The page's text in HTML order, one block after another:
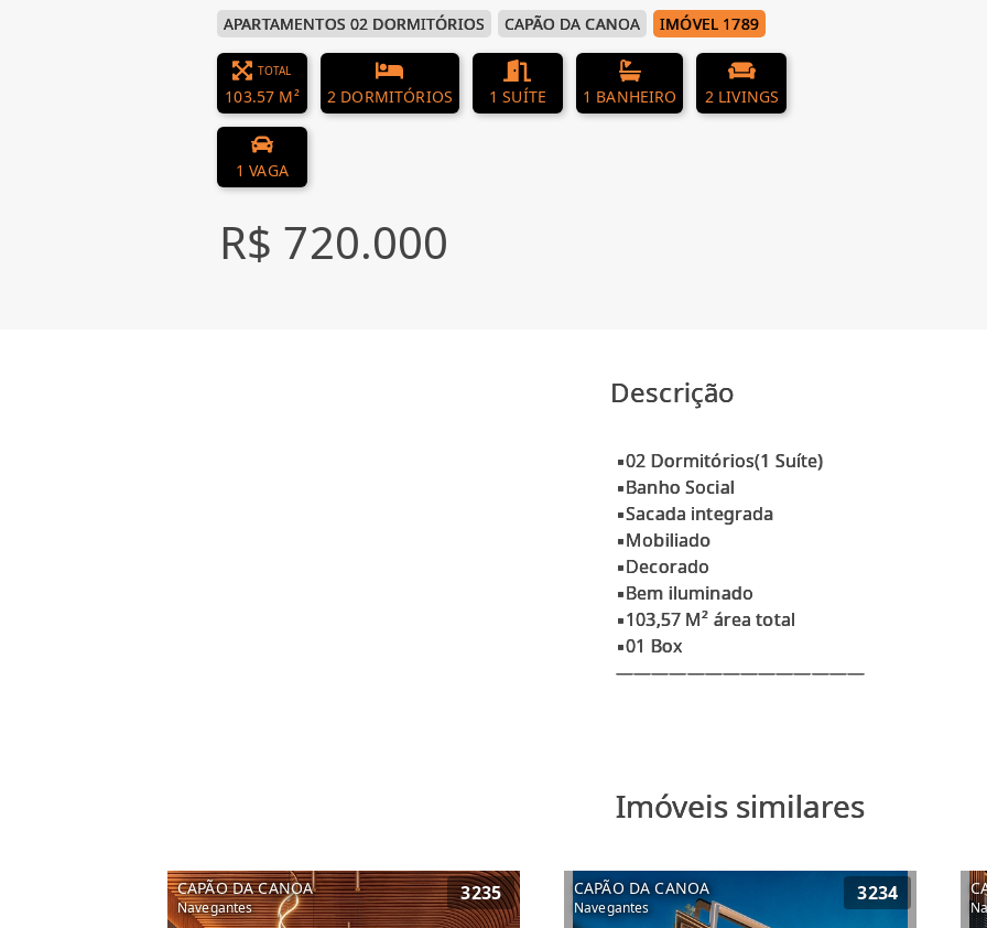
APARTAMENTOS 02 DORMITÓRIOS CAPÃO DA CANOA IMÓVEL 1789
TOTAL
103.57 M² 2 DORMITÓRIOS 1 SUÍTE 1 BANHEIRO 2 LIVINGS
1 VAGA
R$ 720.000
Descrição
▪02 Dormitórios(1 Suíte)
▪Banho Social
▪Sacada integrada
▪Mobiliado
▪Decorado
▪Bem iluminado
▪103,57 M² área total
▪01 Box
Imóveis similares
CAPÃO DA CANOA
Navegantes
3235 CAPÃO DA CANOA
Navegantes
3234